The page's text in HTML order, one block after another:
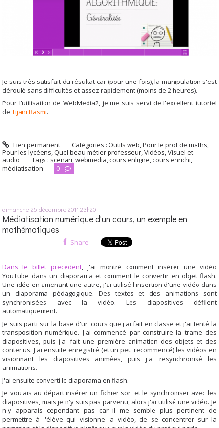
Je suis très satisfait du résultat car (pour une fois), la manipulation s'est
déroulé sans difficultés et assez rapidement (moins de 2 heures).
Pour l'utilisation de WebMedia2, je me suis servi de l'excellent tutoriel
de Tijani Rasmi.
Lien permanent Catégories :Outils web,Pour le prof de maths,
Pour les lycéens,Quel beau métier professeur,Vidéos,Visuel et
audio
Tags : scenari,webmedia,cours enligne,cours enrichi,
médiatisation
0
dimanche 25 décembre 2011 23h20
Médiatisation numérique d'un cours, un exemple en
mathématiques
Share
Dans le billet précédent, j'ai montré comment insérer une vidéo
YouTube dans un diaporama et comment le convertir en objet flash.
Une idée en amenant une autre, j'ai utilisé l'insertion d'une vidéo dans
un diaporama pédagogique. Des textes et des animations sont
synchronisées avec la vidéo. Les diapositives défilent
automatiquement.
Je suis parti sur la base d'un cours que j'ai fait en classe et j'ai tenté la
transposition numérique. J'ai commencé par construire la trame des
diapositives, puis j'ai fait une première animation des objets et des
contenus. J'ai ensuite enregistré (et un peu recommencé) les vidéos en
visionnant les diapositives animées, puis j'ai resynchronisé les
animations.
J'ai ensuite converti le diaporama en flash.
Je voulais au départ insérer un fichier son et le synchroniser avec les
diapositives, mais je n'y suis pas parvenu, alors j'ai utilisé une vidéo. Je
n'y apparais cependant pas car il me semble plus pertinent de
permettre à l'élève qui visionne la vidéo, de se concentrer sur la